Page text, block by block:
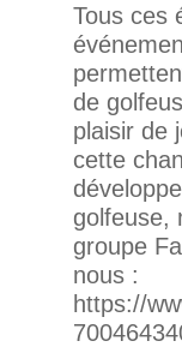
Tous ces
de
plaisir de
cette
golfeuse,
groupe
nous :
https://